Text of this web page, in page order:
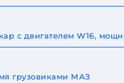
с двигателем W16,
грузовиками МАЗ